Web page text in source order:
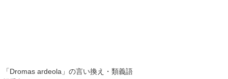
「Dromas ardeola 」の言い換え・類義語